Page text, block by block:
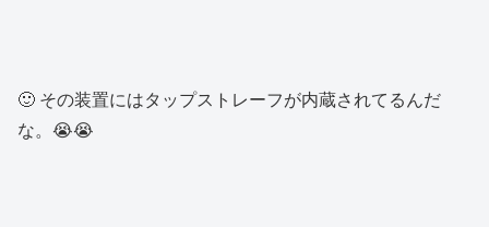
🙂 その装置にはタップストレーフが内蔵されてるんだ
な。😭😭